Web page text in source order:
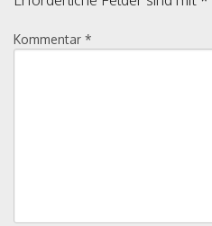
Kommentar *